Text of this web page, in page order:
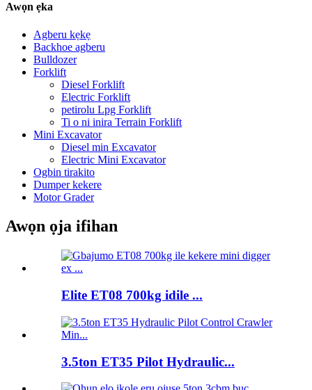
Awọn ẹka
Agberu kẹkẹ
Backhoe agberu
Bulldozer
Forklift
Diesel Forklift
Electric Forklift
petirolu Lpg Forklift
Ti o ni inira Terrain Forklift
Mini Excavator
Diesel min Excavator
Electric Mini Excavator
Ogbin tirakito
Dumper kekere
Motor Grader
Awọn ọja ifihan
Elite ET08 700kg idile ...
3.5ton ET35 Pilot Hydraulic...